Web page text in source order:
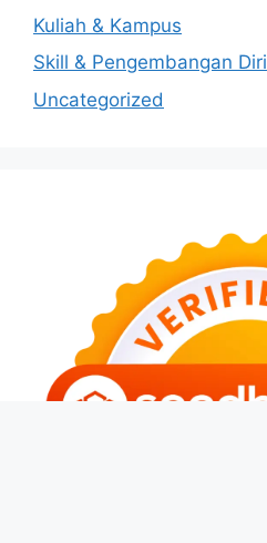
Kuliah & Kampus
Skill & Pengembangan Diri
Uncategorized